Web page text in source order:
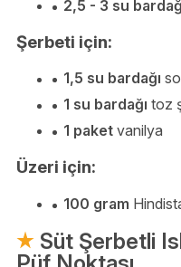
2,5 - 3 su
Şerbeti için:
1,5 su bardağı
1 su bardağı toz
1 paket vanilya
Üzeri için:
100 gram
Süt Şerbetli